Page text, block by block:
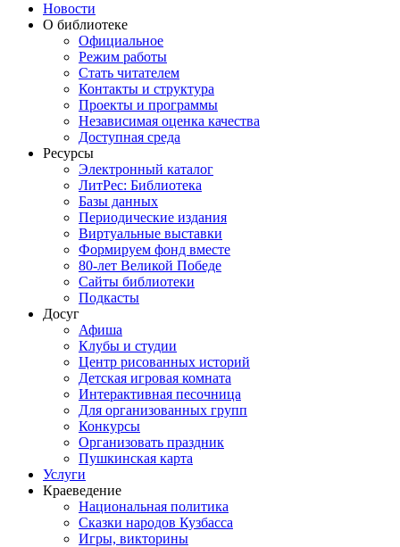
Новости
О библиотеке
Официальное
Режим работы
Стать читателем
Контакты и структура
Проекты и программы
Независимая оценка качества
Доступная среда
Ресурсы
Электронный каталог
ЛитРес: Библиотека
Базы данных
Периодические издания
Виртуальные выставки
Формируем фонд вместе
80-лет Великой Победе
Сайты библиотеки
Подкасты
Досуг
Афиша
Клубы и студии
Центр рисованных историй
Детская игровая комната
Интерактивная песочница
Для организованных групп
Конкурсы
Организовать праздник
Пушкинская карта
Услуги
Краеведение
Национальная политика
Сказки народов Кузбасса
Игры, викторины